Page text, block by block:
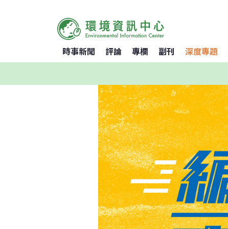
時事新聞 評論 專欄 副刊 深度專題